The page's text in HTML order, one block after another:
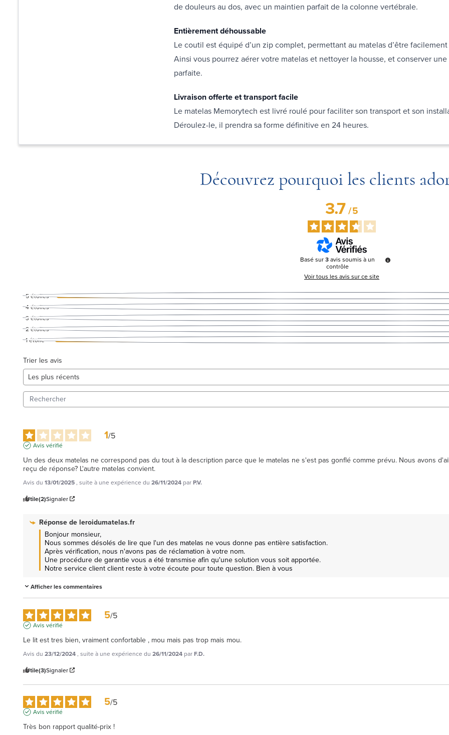
de douleurs au dos, avec un maintien parfait de la colonne vertébrale.
Entièrement déhoussable
Le coutil est équipé d’un zip complet, permettant au matelas d’être
Ainsi vous pourrez aérer votre matelas et nettoyer la housse, et conserver
parfaite.
Livraison offerte et transport facile
Le matelas Memorytech est livré roulé pour faciliter son transport et son
Déroulez-le, il prendra sa forme définitive en 24 heures.
Découvrez pourquoi les clients
3.7/5
Basé sur3avis soumis à un
contrôle
Voir tous les avis sur ce site
5étoiles
4étoiles
3 étoiles
2étoiles
1étoile
Trier les avis
1/5
Avis vérifié
Un des deux matelas ne correspond pas du tout à la description parce que le matelas ne s'est pas gonflé comme prévu. Nous avons
reçu de réponse? L'autre matelas convient.
Avis du 13/01/2025, suite à une expérience du 26/11/2024 parP.V.
Utile(2)Signaler
Réponse deleroidumatelas.fr
Bonjour monsieur,
Nous sommes désolés de lire que l'un des matelas ne vous donne pas entière satisfaction.
Après vérification, nous n'avons pas de réclamation à votre nom.
Une procédure de garantie vous a été transmise afin qu'une solution vous soit apportée.
Notre service client client reste à votre écoute pour toute question. Bien à vous
Afficher les commentaires
5/5
Avis vérifié
Le lit est tres bien, vraiment confortable , mou mais pas trop mais mou.
Avis du 23/12/2024, suite à une expérience du 26/11/2024 parF.D.
Utile(3)Signaler
5/5
Avis vérifié
Très bon rapport qualité-prix !